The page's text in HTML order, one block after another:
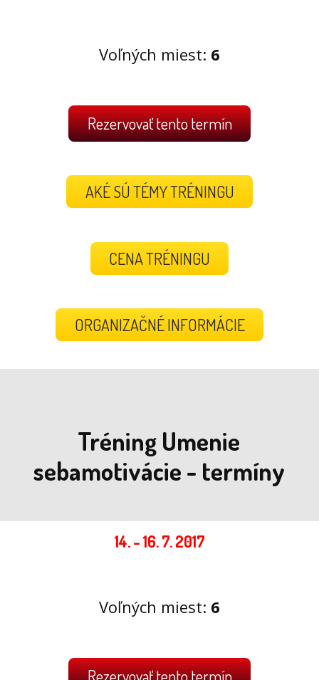
Voľných miest: 6
Rezervovať tento termín
AKÉ SÚ TÉMY TRÉNINGU
CENA TRÉNINGU
ORGANIZAČNÉ INFORMÁCIE
Tréning Umenie
sebamotivácie - termíny
14. - 16. 7. 2017
Voľných miest: 6
Rezervovať tento termín